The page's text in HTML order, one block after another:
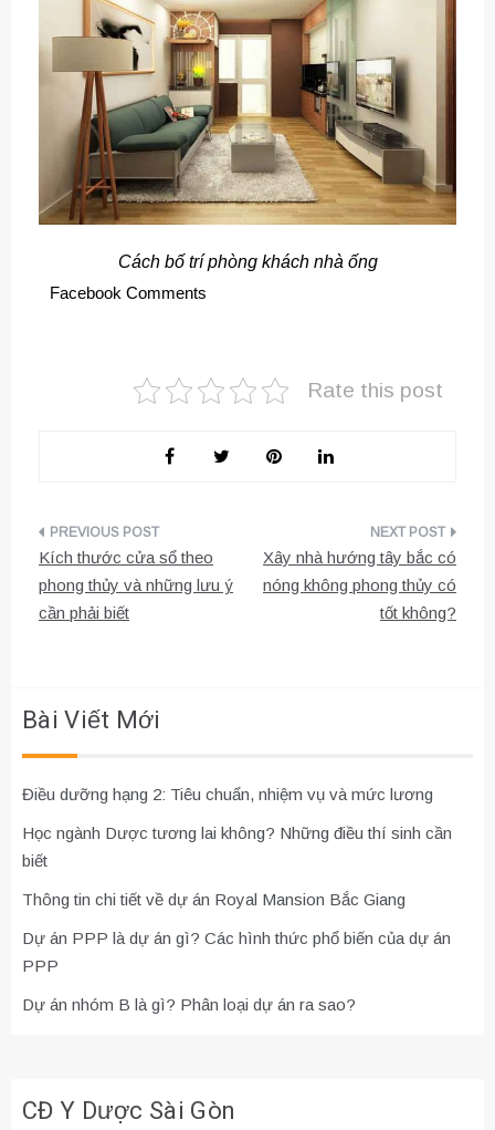
Cách bố trí phòng khách nhà ống
Facebook Comments
Rate this post
Điều
hướng
bài
Kích thước cửa sổ theo
phong thủy và những lưu ý
cần phải biết
Xây nhà hướng tây bắc có
nóng không phong thủy có
tốt không?
Bài Viết Mới
Điều dưỡng hạng 2: Tiêu chuẩn, nhiệm vụ và mức lương
Học ngành Dược tương lai không? Những điều thí sinh cần
biết
Thông tin chi tiết về dự án Royal Mansion Bắc Giang
Dự án PPP là dự án gì? Các hình thức phổ biến của dự án
PPP
Dự án nhóm B là gì? Phân loại dự án ra sao?
CĐ Y Dược Sài Gòn